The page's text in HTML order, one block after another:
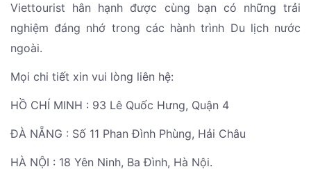
Viettourist hân hạnh được cùng bạn có những trải
nghiệm đáng nhớ trong các hành trình Du lịch nước
ngoài.
Mọi chi tiết xin vui lòng liên hệ:
HỒ CHÍ MINH : 93 Lê Quốc Hưng, Quận 4
ĐÀ NẴNG : Số 11 Phan Đình Phùng, Hải Châu
HÀ NỘI : 18 Yên Ninh, Ba Đình, Hà Nội.